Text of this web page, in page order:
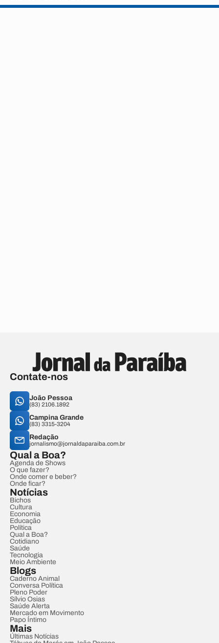
Contate-nos
João Pessoa
(83) 2106.1892
Campina Grande
(83) 3315-3204
Redação
jornalismo@jornaldaparaiba.com.br
Qual a Boa?
Agenda de Shows
O que fazer?
Onde comer e beber?
Onde ficar?
Notícias
Bichos
Cultura
Economia
Educação
Política
Qual a Boa?
Cotidiano
Saúde
Tecnologia
Meio Ambiente
Blogs
Caderno Animal
Conversa Política
Pleno Poder
Sílvio Osias
Saúde Alerta
Mercado em Movimento
Papo Íntimo
Mais
Últimas Notícias